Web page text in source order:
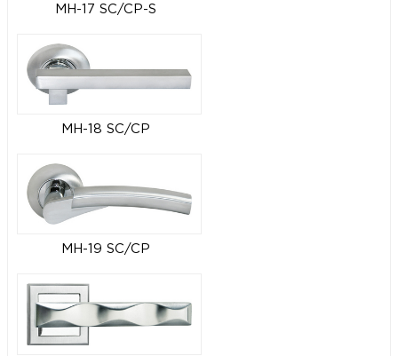
MH-17 SC/CP-S
MH-18 SC/CP
MH-19 SC/CP